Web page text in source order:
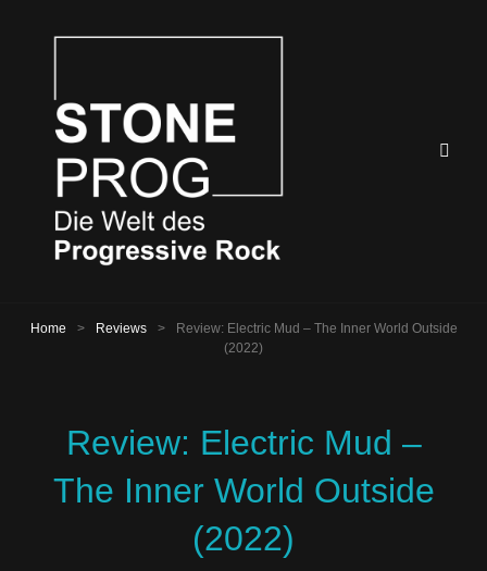
Home > Reviews >
Review: Electric Mud – The Inner World Outside
(2022)
Review: Electric Mud –
The Inner World Outside
(2022)